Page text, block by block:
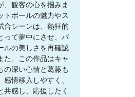
、観客の心を掴みま
トボールの魅力やス
合シーンは、熱狂的
って夢中にさせ、バ
ルの美しさを再確認
た、この作品はキャ
の深い心情と葛藤も
感情移入しやすく、
共感し、応援したく